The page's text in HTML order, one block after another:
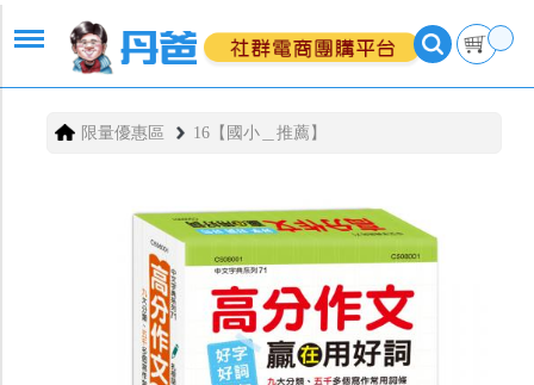
限量優惠區 16【國小＿推薦】